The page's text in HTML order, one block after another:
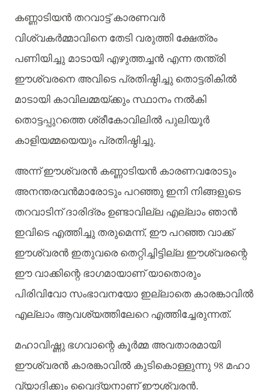
കണ്ണാടിയൻ തറവാട്ട് കാരണവർ
വിശ്വകർമ്മാവിനെ തേടി വരുത്തി ക്ഷേത്രം
പണിയിച്ചു മാടായി എഴുത്തച്ചൻ എന്ന തന്ത്രി
ഈശ്വരനെ അവിടെ പ്രതിഷ്ഠിച്ചു തൊട്ടരികിൽ
മാടായി കാവിലമ്മയ്ക്കും സ്ഥാനം നൽകി
തൊട്ടപ്പുറത്തെ ശ്രീകോവിലിൽ പുലിയൂർ
കാളിയമ്മയെയും പ്രതിഷ്ഠിച്ചു.
അന്ന് ഈശ്വരൻ കണ്ണാടിയൻ കാരണവരോടും
അനന്തരവൻമാരോടും പറഞ്ഞു ഇനി നിങ്ങളുടെ
തറവാടിന് ദാരിദ്രം ഉണ്ടാവില്ല എല്ലാം ഞാൻ
ഇവിടെ എത്തിച്ചു തരുമെന്ന്, ഈ പറഞ്ഞ വാക്ക്
ഈശ്വരൻ ഇതുവരെ തെറ്റിച്ചിട്ടില്ല ഈശ്വരന്റെ
ഈ വാക്കിന്റെ ഭാഗമായാണ് യാതൊരും
പിരിവിവോ സംഭാവനയോ ഇല്ലാതെ കാരങ്കാവിൽ
എല്ലാം ആവശ്യത്തിലേറെ എത്തിച്ചേരുന്നത്.
മഹാവിഷ്ണു ഭഗവാന്റെ കൂർമ്മ അവതാരമായി
ഈശ്വരൻ കാരങ്കാവിൽ കുടികൊള്ളുന്നു 98 മഹാ
വ്യാദിക്കും വൈദ്യനാണ് ഈശ്വരൻ.